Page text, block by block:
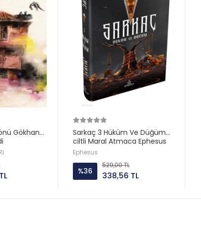
Gökhan
Sarkaç 3 Hüküm Ve Düğüm
ciltli Maral Atmaca Ephesus
Ephesus
%36
529,00 TL
338,56 TL